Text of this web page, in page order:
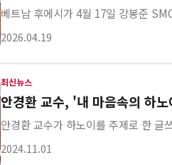
베트남 후에시가 4월 17일 강봉준
게시 시각
2026.04.19
최신뉴스
안경환 교수, '내 마음속의 하
안경환 교수가 하노이를 주제로 한 글
게시 시각
2024.11.01